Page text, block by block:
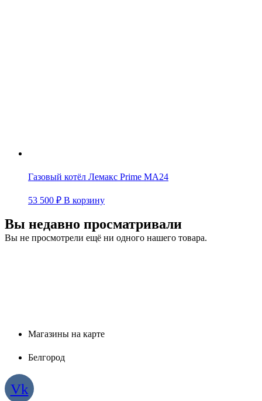
Газовый котёл Лемакс Prime MA24
53 500 ₽ В корзину
Вы недавно просматривали
Вы не просмотрели ещё ни одного нашего товара.
Магазины на карте
Белгород
Vk